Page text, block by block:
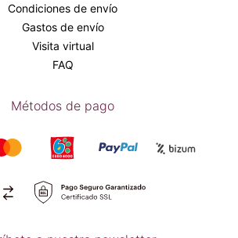
Condiciones de envío
Gastos de envío
Visita virtual
FAQ
Métodos de pago